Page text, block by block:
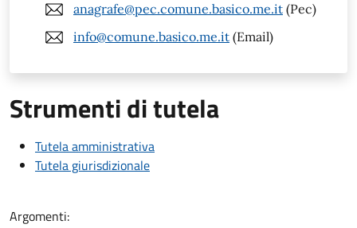
anagrafe@pec.comune.basico.me.it (Pec)
info@comune.basico.me.it (Email)
Strumenti di tutela
Tutela amministrativa
Tutela giurisdizionale
Argomenti: